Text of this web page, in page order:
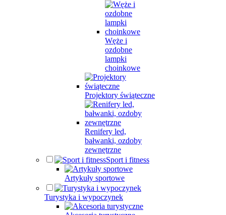
Węże i
ozdobne
lampki
choinkowe
Projektory świąteczne
Renifery led,
bałwanki, ozdoby
zewnętrzne
Sport i fitness
Artykuły sportowe
Turystyka i wypoczynek